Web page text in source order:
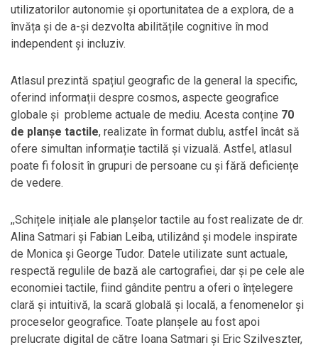
utilizatorilor autonomie și oportunitatea de a explora, de a
învăța și de a-și dezvolta abilitățile cognitive în mod
independent și incluziv.
Atlasul prezintă spațiul geografic de la general la specific,
oferind informații despre cosmos, aspecte geografice
globale și probleme actuale de mediu. Acesta conține 70
de planșe tactile, realizate în format dublu, astfel încât să
ofere simultan informație tactilă și vizuală. Astfel, atlasul
poate fi folosit în grupuri de persoane cu și fără deficiențe
de vedere.
,,Schițele inițiale ale planșelor tactile au fost realizate de dr.
Alina Satmari și Fabian Leiba, utilizând și modele inspirate
de Monica și George Tudor. Datele utilizate sunt actuale,
respectă regulile de bază ale cartografiei, dar și pe cele ale
economiei tactile, fiind gândite pentru a oferi o înțelegere
clară și intuitivă, la scară globală și locală, a fenomenelor și
proceselor geografice. Toate planșele au fost apoi
prelucrate digital de către Ioana Satmari și Eric Szilveszter,